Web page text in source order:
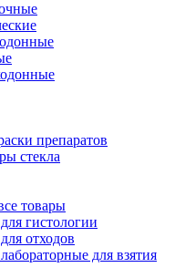
препаратов
стекла
товары
гистологии
отходов
для взятия